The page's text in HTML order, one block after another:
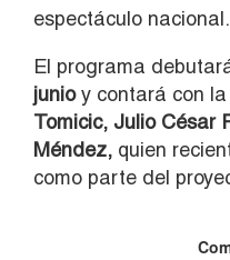
espectáculo nacional.
El programa
junioy contará con la
Tomicic, Julio César
Méndez, quien
como parte del